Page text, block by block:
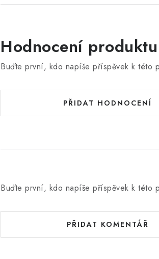
Hodnocení
Buďte první, kdo napíše příspěvek k této
PŘIDAT HODNOCENÍ
Buďte první, kdo napíše příspěvek k této
PŘIDAT KOMENTÁŘ